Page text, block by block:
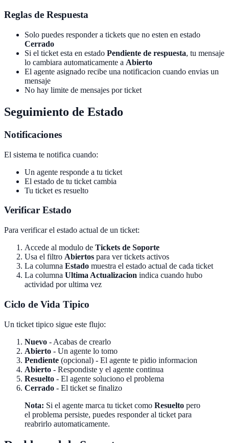
Reglas de Respuesta
Solo puedes responder a tickets que no esten en estado
Cerrado
Si el ticket esta en estado Pendiente de respuesta, tu mensaje
lo cambiara automaticamente a Abierto
El agente asignado recibe una notificacion cuando envias un
mensaje
No hay limite de mensajes por ticket
Seguimiento de Estado
Notificaciones
El sistema te notifica cuando:
Un agente responde a tu ticket
El estado de tu ticket cambia
Tu ticket es resuelto
Verificar Estado
Para verificar el estado actual de un ticket:
Accede al modulo de Tickets de Soporte
Usa el filtro Abiertos para ver tickets activos
La columna Estado muestra el estado actual de cada ticket
La columna Ultima Actualizacion indica cuando hubo
actividad por ultima vez
Ciclo de Vida Tipico
Un ticket tipico sigue este flujo:
Nuevo - Acabas de crearlo
Abierto - Un agente lo tomo
Pendiente (opcional) - El agente te pidio informacion
Abierto - Respondiste y el agente continua
Resuelto - El agente soluciono el problema
Cerrado - El ticket se finalizo
Nota: Si el agente marca tu ticket como Resuelto pero
el problema persiste, puedes responder al ticket para
reabrirlo automaticamente.